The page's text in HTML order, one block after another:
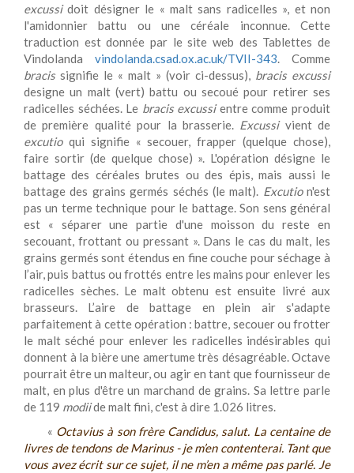
excussidoit désigner le « malt sans radicelles », et non
l'amidonnier battu ou une céréale inconnue. Cette
traduction est donnée par le site web des Tablettes de
Vindolanda vindolanda.csad.ox.ac.uk/TVII-343. Comme
bracissignifie le « malt » (voir ci-dessus), bracis excussi
designe un malt (vert) battu ou secoué pour retirer ses
radicelles séchées. Le bracis excussientre comme produit
de première qualité pour la brasserie. Excussivient de
excutioqui signifie « secouer, frapper (quelque chose),
faire sortir (de quelque chose) ». L'opération désigne le
battage des céréales brutes ou des épis, mais aussi le
battage des grains germés séchés (le malt). Excution'est
pas un terme technique pour le battage. Son sens général
est « séparer une partie d'une moisson du reste en
secouant, frottant ou pressant ». Dans le cas du malt, les
grains germés sont étendus en fine couche pour séchage à
l’air, puis battus ou frottés entre les mains pour enlever les
radicelles sèches. Le malt obtenu est ensuite livré aux
brasseurs. L’aire de battage en plein air s'adapte
parfaitement à cette opération : battre, secouer ou frotter
le malt séché pour enlever les radicelles indésirables qui
donnent à la bière une amertume très désagréable. Octave
pourrait être un malteur, ou agir en tant que fournisseur de
malt, en plus d'être un marchand de grains. Sa lettre parle
de 119 modiide malt fini, c'est à dire 1.026 litres.
« Octavius à son frère Candidus, salut. La centaine de
livres de tendons de Marinus - je m’en contenterai. Tant que
vous avez écrit sur ce sujet, il ne m’en a même pas parlé. Je